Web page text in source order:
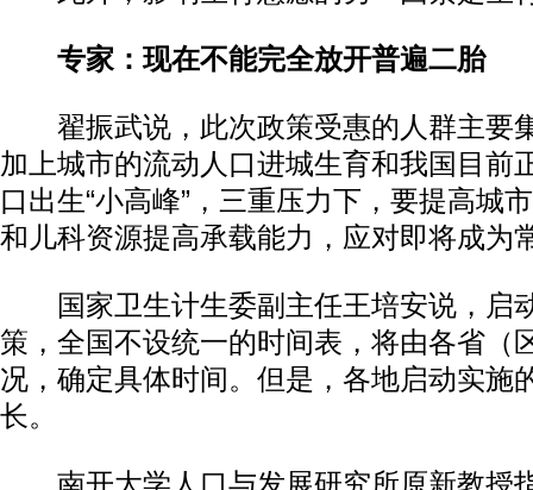
专家：现在不能完全放开普遍二胎
翟振武说，此次政策受惠的人群主要
加上城市的流动人口进城生育和我国目前
口出生“小高峰”，三重压力下，要提高城
和儿科资源提高承载能力，应对即将成为
国家卫生计生委副主任王培安说，启
策，全国不设统一的时间表，将由各省（
况，确定具体时间。但是，各地启动实施
长。